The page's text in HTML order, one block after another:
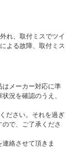
れ、取付ミスでツイ
よる故障、取付ミス
メーカー対応に準
況を確認のうえ、
ださい。それを過ぎ
で、ご了承くださ
絡させて頂きま